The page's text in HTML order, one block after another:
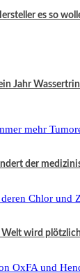
es so
Jahr
der
wird